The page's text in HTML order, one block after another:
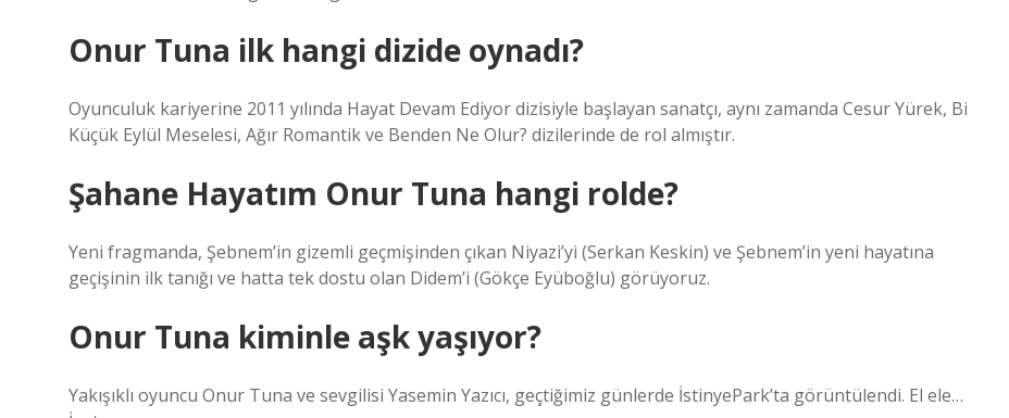
Onur Tuna ilk hangi dizide oynadı?
Oyunculuk kariyerine 2011 yılında Hayat Devam Ediyor dizisiyle başlayan sanatçı, aynı zamanda Cesur Yürek, Bi
Küçük Eylül Meselesi, Ağır Romantik ve Benden Ne Olur? dizilerinde de rol almıştır.
Şahane Hayatım Onur Tuna hangi rolde?
Yeni fragmanda, Şebnem’in gizemli geçmişinden çıkan Niyazi’yi (Serkan Keskin) ve Şebnem’in yeni hayatına
geçişinin ilk tanığı ve hatta tek dostu olan Didem’i (Gökçe Eyüboğlu) görüyoruz.
Onur Tuna kiminle aşk yaşıyor?
Yakışıklı oyuncu Onur Tuna ve sevgilisi Yasemin Yazıcı, geçtiğimiz günlerde İstinyePark’ta görüntülendi. El ele…